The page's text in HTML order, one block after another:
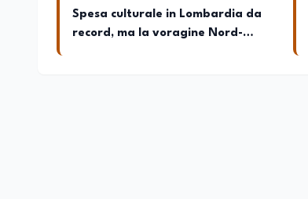
Spesa culturale in Lombardia da
record, ma la voragine Nord-